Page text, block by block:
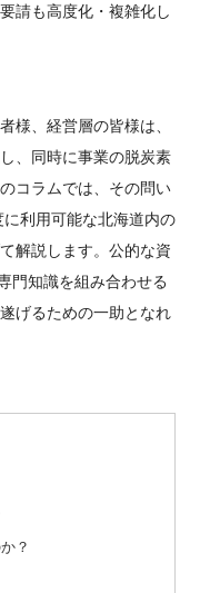
請も高度化・複雑化し
様、経営層の皆様は、
、同時に事業の脱炭素
コラムでは、その問い
利用可能な北海道内の
解説します。公的な資
門知識を組み合わせる
げるための一助となれ
？